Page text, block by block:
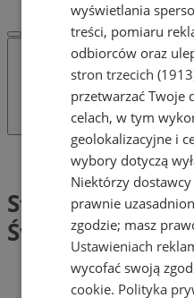
Tag: Stowarzyszenie
Świętochłowice
wyświetlania
treści, pomiaru
odbiorców oraz
stron trzecich
przetwarzać Twoje
celach, w tym
geolokalizacyjne i
wybory dotyczą
Niektórzy
prawnie
zgodzie; masz
Ustawieniach
wycofać swoją
cookie. Polityka